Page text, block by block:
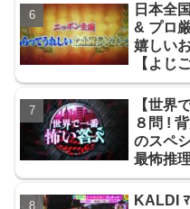
日本全
& プロ
嬉しい
【よじ
【世界
８問 !
のスペ
最怖推
KALDI